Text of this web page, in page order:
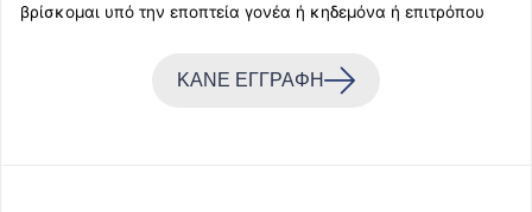
βρίσκομαι υπό την εποπτεία γονέα ή κηδεμόνα ή επιτρόπου
ΚΑΝΕ ΕΓΓΡΑΦΗ